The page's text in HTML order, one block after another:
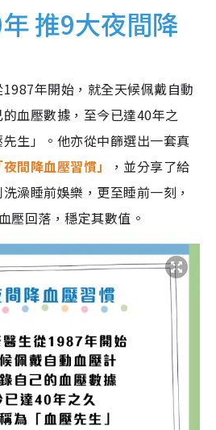
推9大夜間降
年開始，就全天候佩戴自動
血壓數據，至今已達40年之
生」。他亦從中篩選出一套真
夜間降血壓習慣」
，並分享了給
澡睡前娛樂，更至睡前一刻，
壓回落，穩定其數值。